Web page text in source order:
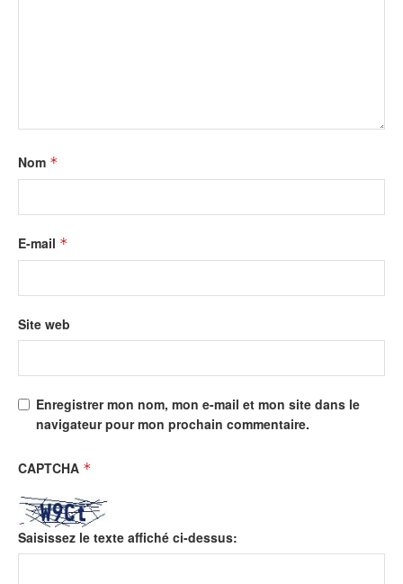
Nom *
E-mail *
Site web
Enregistrer mon nom, mon e-mail et mon site dans le
navigateur pour mon prochain commentaire.
CAPTCHA *
Saisissez le texte affiché ci-dessus: